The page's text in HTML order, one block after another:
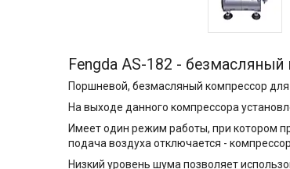
Fengda AS-182 -
Поршневой, безмасляный компрессор
На выходе данного компрессора
Имеет один режим работы, при котором
подача воздуха отключается -
Низкий уровень шума позволяет